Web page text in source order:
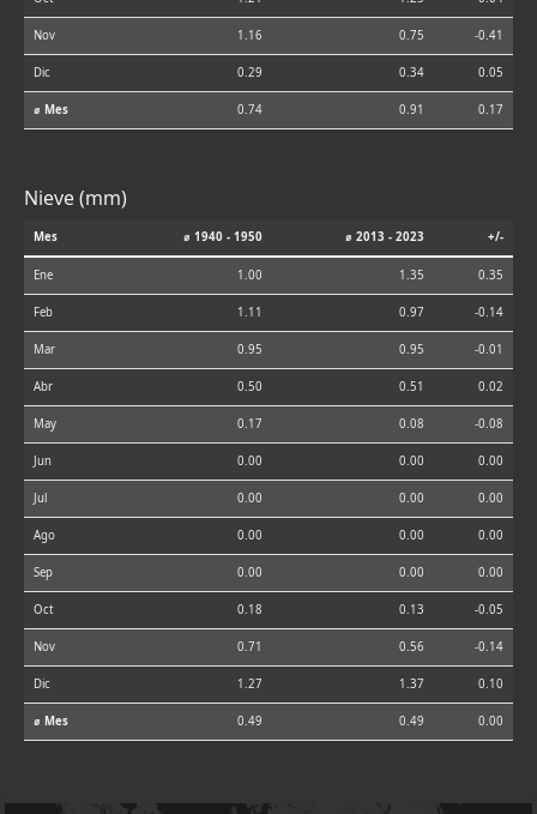
Nov 1.16 0.75 -0.41
Dic 0.29 0.34 0.05
⌀ Mes 0.74 0.91 0.17
Nieve (mm)
Mes ⌀ 1940 - 1950 ⌀ 2013 - 2023 +/-
Ene 1.00 1.35 0.35
Feb 1.11 0.97 -0.14
Mar 0.95 0.95 -0.01
Abr 0.50 0.51 0.02
May 0.17 0.08 -0.08
Jun 0.00 0.00 0.00
Jul 0.00 0.00 0.00
Ago 0.00 0.00 0.00
Sep 0.00 0.00 0.00
Oct 0.18 0.13 -0.05
Nov 0.71 0.56 -0.14
Dic 1.27 1.37 0.10
⌀ Mes 0.49 0.49 0.00